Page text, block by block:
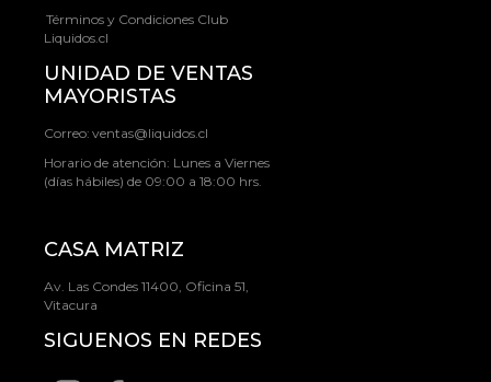
Términos y Condiciones Club
Liquidos.cl
UNIDAD DE VENTAS
MAYORISTAS
Correo: ventas@liquidos.cl
Horario de atención: Lunes a Viernes
(días hábiles) de 09:00 a 18:00 hrs.
CASA MATRIZ
Av. Las Condes 11400, Oficina 51,
Vitacura
SIGUENOS EN REDES